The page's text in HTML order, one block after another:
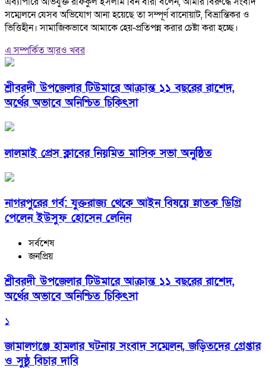
সম্মেলনে যেসব অভিযোগ আনা হয়েছে তা সম্পূর্ণ বানোয়াট, বিভ্রান্তিকর ও
ভিত্তিহীন। সামাজিকভাবে আমাকে হেয়-প্রতিপন্ন করার চেষ্টা করা হচ্ছে।
এ সম্পর্কিত আরও খবর
শ্রীবরদী উপজেলার টিউমারে আক্রান্ত ১১ বছরের রাশেদ,
অর্থের অভাবে অনিশ্চিত চিকিৎসা
লালমাই প্রেস ক্লাবের নিয়মিত মাসিক সভা অনুষ্ঠিত
নাগরপুরের গর্ব: যুক্তরাজ্য থেকে আইন বিষয়ে স্নাতক ডিগ্রি
পেলেন ইউসুফ হোসেন লেনিন
সর্বশেষ
জনপ্রিয়
শ্রীবরদী উপজেলার টিউমারে আক্রান্ত ১১ বছরের রাশেদ,
অর্থের অভাবে অনিশ্চিত চিকিৎসা
১
জামালগঞ্জে হামলার ঘটনায় সংবাদ সম্মেলন, জড়িতদের গ্রেপ্তার
ও সুষ্ঠু বিচার দাবি